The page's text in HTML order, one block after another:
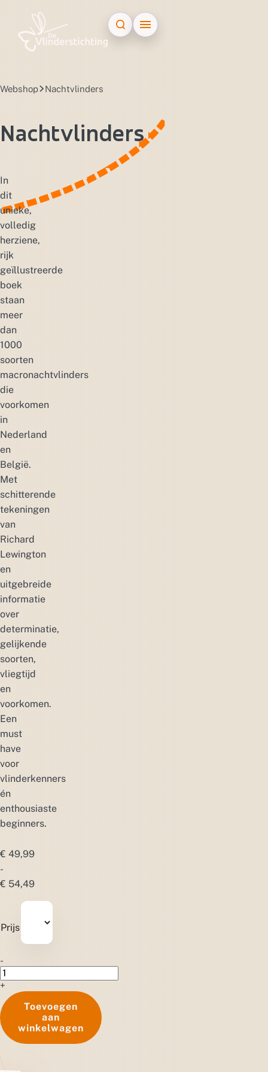
Webshop Nachtvlinders
Nachtvlinders
In
dit
unieke,
volledig
herziene,
rijk
geïllustreerde
boek
staan
meer
dan
1000
soorten
macronachtvlinders
die
voorkomen
in
Nederland
en
België.
Met
schitterende
tekeningen
van
Richard
Lewington
en
uitgebreide
informatie
over
determinatie,
gelijkende
soorten,
vliegtijd
en
voorkomen.
Een
must
have
voor
vlinderkenners
én
enthousiaste
beginners.
€ 49,99
-
€ 54,49Prijsklasse:
€ 54,49
Prijs
Nachtvlinders
aantal
-
+
Toevoegen
aan
winkelwagen